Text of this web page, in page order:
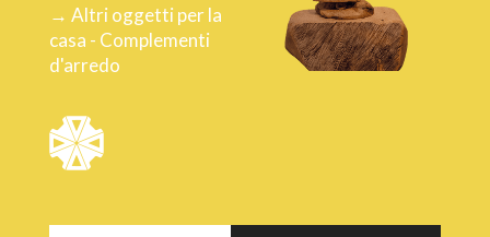
→ Altri oggetti per la
casa - Complementi
d'arredo